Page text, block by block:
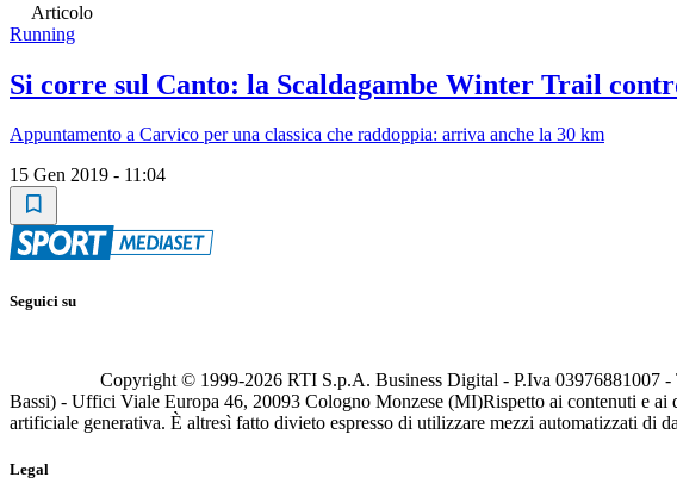
Articolo
Running
Si corre sul Canto: la Scaldagambe Winter Trail
Appuntamento a Carvico per una classica che raddoppia: arriva anche la 30 km
15 Gen 2019 - 11:04
Seguici su
Copyright © 1999-2026 RTI S.p.A. Business Digital - P.Iva 03976881007
Bassi) - Uffici Viale Europa 46, 20093 Cologno Monzese (MI)Rispetto ai contenuti e ai
artificiale generativa. È altresì fatto divieto espresso di utilizzare mezzi automatizzati di
Legal